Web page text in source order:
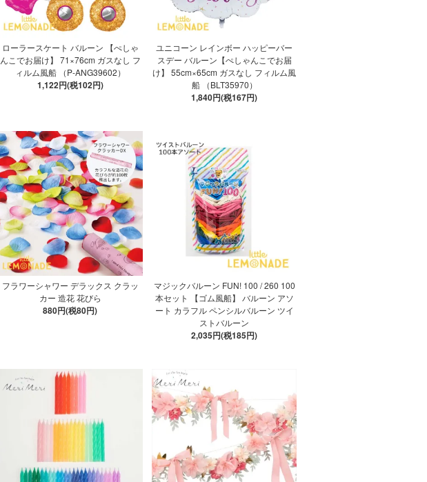
ローラースケート バルーン 【ぺしゃ
んこでお届け】 71×76cm ガスなし フ
ィルム風船 （P-ANG39602）
1,122円(税102円)
ユニコーン レインボー ハッピーバー
スデー バルーン【ぺしゃんこでお届
け】 55cm×65cm ガスなし フィルム風
船 （BLT35970）
1,840円(税167円)
フラワーシャワー デラックス クラッ
カー 造花 花びら
880円(税80円)
マジックバルーン FUN! 100 / 260 100
本セット 【ゴム風船】 バルーン アソ
ート カラフル ペンシルバルーン ツイ
ストバルーン
2,035円(税185円)